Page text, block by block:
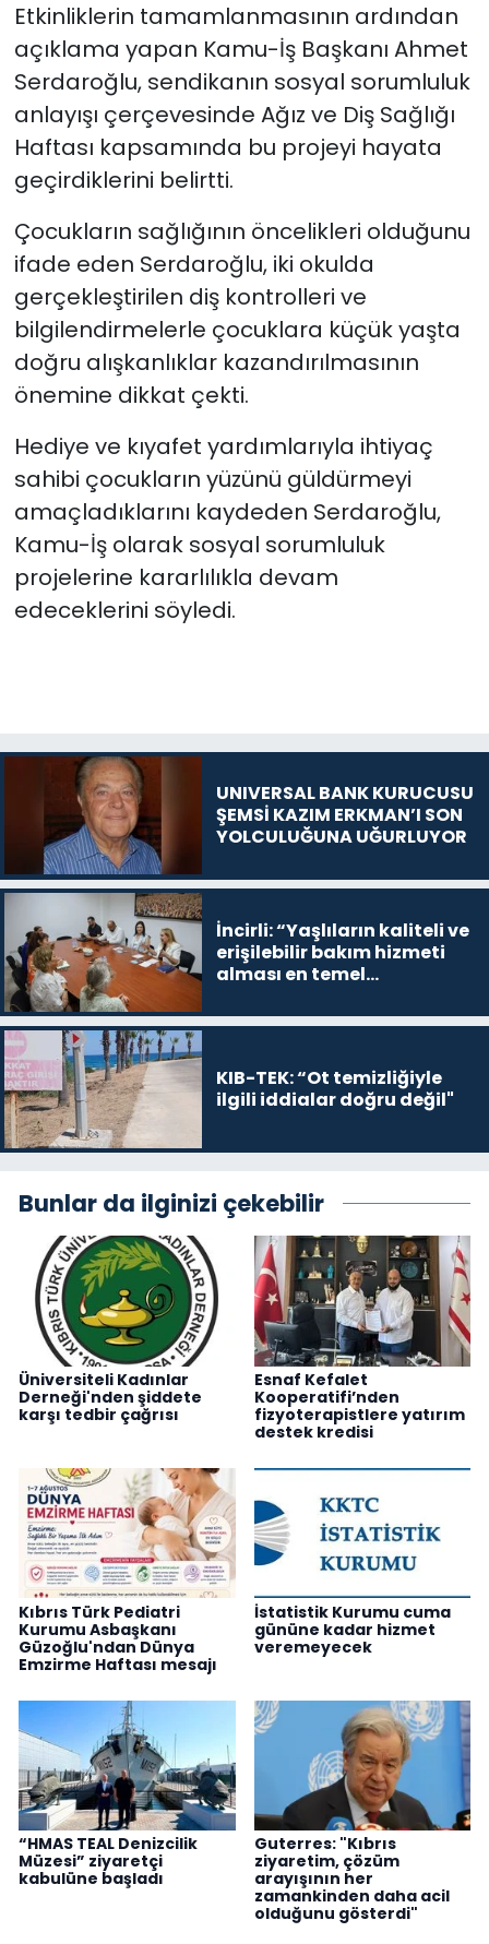
Etkinliklerin tamamlanmasının ardından
açıklama yapan Kamu-İş Başkanı Ahmet
Serdaroğlu, sendikanın sosyal sorumluluk
anlayışı çerçevesinde Ağız ve Diş Sağlığı
Haftası kapsamında bu projeyi hayata
geçirdiklerini belirtti.
Çocukların sağlığının öncelikleri olduğunu
ifade eden Serdaroğlu, iki okulda
gerçekleştirilen diş kontrolleri ve
bilgilendirmelerle çocuklara küçük yaşta
doğru alışkanlıklar kazandırılmasının
önemine dikkat çekti.
Hediye ve kıyafet yardımlarıyla ihtiyaç
sahibi çocukların yüzünü güldürmeyi
amaçladıklarını kaydeden Serdaroğlu,
Kamu-İş olarak sosyal sorumluluk
projelerine kararlılıkla devam
edeceklerini söyledi.
UNIVERSAL BANK KURUCUSU
ŞEMSİ KAZIM ERKMAN’I SON
YOLCULUĞUNA UĞURLUYOR
İncirli: “Yaşlıların kaliteli ve
erişilebilir bakım hizmeti
alması en temel
KIB-TEK: “Ot temizliğiyle
ilgili iddialar doğru değil"
Bunlar da ilginizi çekebilir
Üniversiteli Kadınlar
Derneği'nden şiddete
karşı tedbir çağrısı
Esnaf Kefalet
Kooperatifi’nden
fizyoterapistlere yatırım
destek kredisi
Kıbrıs Türk Pediatri
Kurumu Asbaşkanı
Güzoğlu'ndan Dünya
Emzirme Haftası mesajı
İstatistik Kurumu cuma
gününe kadar hizmet
veremeyecek
“HMAS TEAL Denizcilik
Müzesi” ziyaretçi
kabulüne başladı
Guterres: "Kıbrıs
ziyaretim, çözüm
arayışının her
zamankinden daha acil
olduğunu gösterdi"